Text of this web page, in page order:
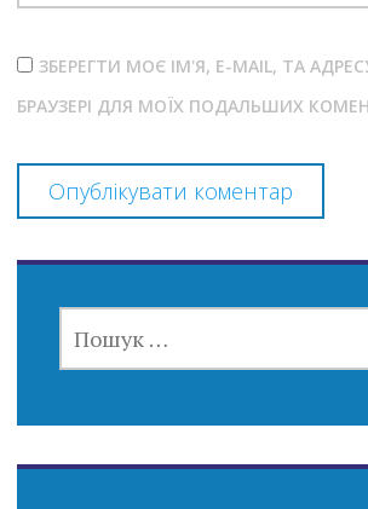
ЗБЕРЕГТИ МОЄ ІМ'Я, E-MAIL, ТА
БРАУЗЕРІ ДЛЯ МОЇХ ПОДАЛЬШИХ